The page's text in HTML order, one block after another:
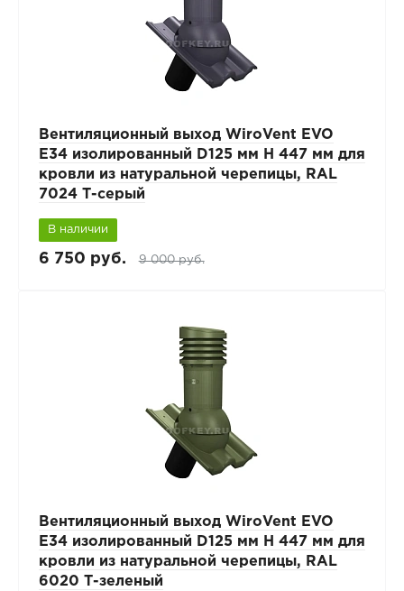
Вентиляционный выход WiroVent EVO
E34 изолированный D125 мм Н 447 мм для
кровли из натуральной черепицы, RAL
7024 Т-серый
В наличии
6 750 руб. 9 000 руб.
Вентиляционный выход WiroVent EVO
E34 изолированный D125 мм Н 447 мм для
кровли из натуральной черепицы, RAL
6020 Т-зеленый